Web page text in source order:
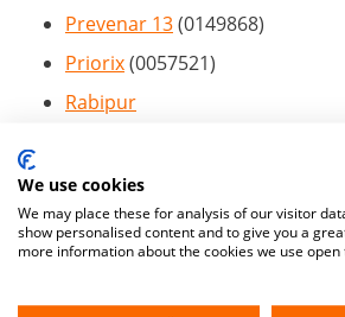
Prevenar 13(0149868)
Priorix(0057521)
Rabipur
Tetavax
Trumenba(0222254)
Twinrix Adult
We use cookies
We may place these for analysis of our visitor
show personalised content and to give you a
more information about the cookies we use open